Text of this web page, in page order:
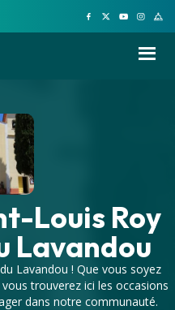
Louis Roy
Lavandou
Lavandou ! Que vous soyez
trouverez ici les occasions
dans notre communauté.